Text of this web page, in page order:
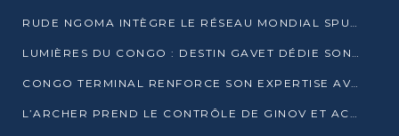
RUDE NGOMA INTÈGRE LE RÉSEAU MONDIAL SPUTNIK PRO APRÈS UNE FORMATION À MOSCOU
LUMIÈRES DU CONGO : DESTIN GAVET DÉDIE SON PRIX À L’UNITÉ NATIONALE ET À LA JEUNESSE
CONGO TERMINAL RENFORCE SON EXPERTISE AVEC NEUF NOUVEAUX FORMATEURS EN ENGINS PORTUAIRES
L’ARCHER PREND LE CONTRÔLE DE GINOV ET ACCÉLÈRE SON VIRAGE NUMÉRIQUE